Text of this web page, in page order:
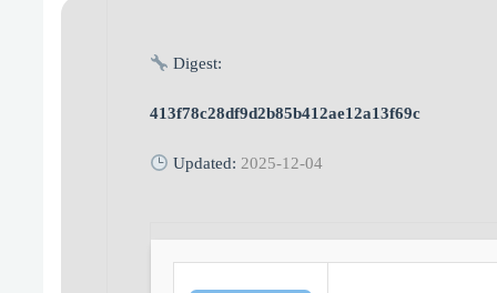
Digest:
413f78c28df9d2b85b412ae12a13f69c
Updated:2025-12-04